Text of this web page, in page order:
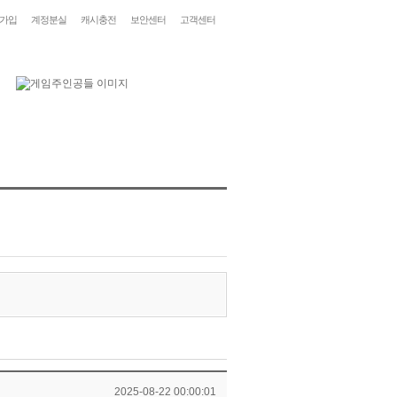
입 계정분실 캐시충전 보안센터 고객센터
2025-08-22 00:00:01